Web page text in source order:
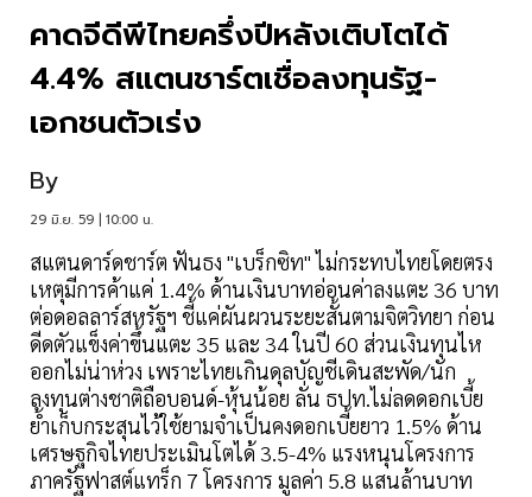
คาดจีดีพีไทยครึ่งปีหลังเติบโตได้
4.4% สแตนชาร์ตเชื่อลงทุนรัฐ-
เอกชนตัวเร่ง
By
29 มิ.ย. 59 | 10:00 น.
สแตนดาร์ดชาร์ต ฟันธง "เบร็กซิท" ไม่กระทบไทยโดยตรง
เหตุมีการค้าแค่ 1.4% ด้านเงินบาทอ่อนค่าลงแตะ 36 บาท
ต่อดอลลาร์สหรัฐฯ ชี้แค่ผันผวนระยะสั้นตามจิตวิทยา ก่อน
ดีดตัวแข็งค่าขึ้นแตะ 35 และ 34 ในปี 60 ส่วนเงินทุนไห
ออกไม่น่าห่วง เพราะไทยเกินดุลบัญชีเดินสะพัด/นัก
ลงทุนต่างชาติถือบอนด์-หุ้นน้อย ลั่น ธปท.ไม่ลดดอกเบี้ย
ย้ำเก็บกระสุนไว้ใช้ยามจำเป็นคงดอกเบี้ยยาว 1.5% ด้าน
เศรษฐกิจไทยประเมินโตได้ 3.5-4% แรงหนุนโครงการ
ภาครัฐฟาสต์แทร็ก 7 โครงการ มูลค่า 5.8 แสนล้านบาท